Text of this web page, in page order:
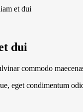
et dui
dui
commodo
eget condimentum